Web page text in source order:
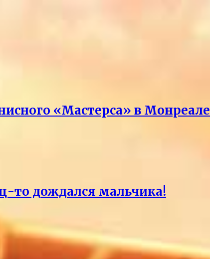
«Мастерса» в Монреале
то дождался мальчика!